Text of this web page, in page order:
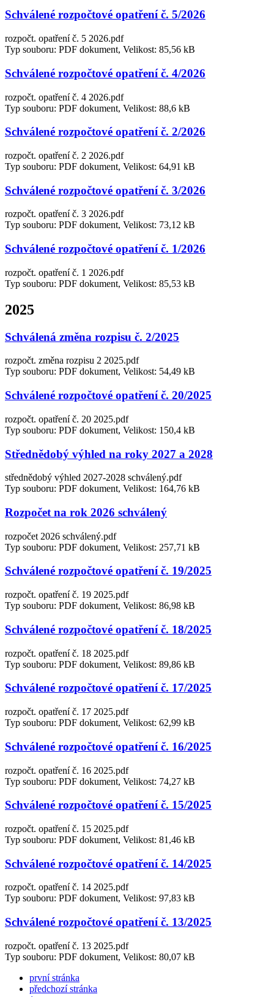
Schválené rozpočtové opatření č. 5/2026
rozpočt. opatření č. 5 2026.pdf
Typ souboru: PDF dokument, Velikost: 85,56 kB
Schválené rozpočtové opatření č. 4/2026
rozpočt. opatření č. 4 2026.pdf
Typ souboru: PDF dokument, Velikost: 88,6 kB
Schválené rozpočtové opatření č. 2/2026
rozpočt. opatření č. 2 2026.pdf
Typ souboru: PDF dokument, Velikost: 64,91 kB
Schválené rozpočtové opatření č. 3/2026
rozpočt. opatření č. 3 2026.pdf
Typ souboru: PDF dokument, Velikost: 73,12 kB
Schválené rozpočtové opatření č. 1/2026
rozpočt. opatření č. 1 2026.pdf
Typ souboru: PDF dokument, Velikost: 85,53 kB
2025
Schválená změna rozpisu č. 2/2025
rozpočt. změna rozpisu 2 2025.pdf
Typ souboru: PDF dokument, Velikost: 54,49 kB
Schválené rozpočtové opatření č. 20/2025
rozpočt. opatření č. 20 2025.pdf
Typ souboru: PDF dokument, Velikost: 150,4 kB
Střednědobý výhled na roky 2027 a 2028
střednědobý výhled 2027-2028 schválený.pdf
Typ souboru: PDF dokument, Velikost: 164,76 kB
Rozpočet na rok 2026 schválený
rozpočet 2026 schválený.pdf
Typ souboru: PDF dokument, Velikost: 257,71 kB
Schválené rozpočtové opatření č. 19/2025
rozpočt. opatření č. 19 2025.pdf
Typ souboru: PDF dokument, Velikost: 86,98 kB
Schválené rozpočtové opatření č. 18/2025
rozpočt. opatření č. 18 2025.pdf
Typ souboru: PDF dokument, Velikost: 89,86 kB
Schválené rozpočtové opatření č. 17/2025
rozpočt. opatření č. 17 2025.pdf
Typ souboru: PDF dokument, Velikost: 62,99 kB
Schválené rozpočtové opatření č. 16/2025
rozpočt. opatření č. 16 2025.pdf
Typ souboru: PDF dokument, Velikost: 74,27 kB
Schválené rozpočtové opatření č. 15/2025
rozpočt. opatření č. 15 2025.pdf
Typ souboru: PDF dokument, Velikost: 81,46 kB
Schválené rozpočtové opatření č. 14/2025
rozpočt. opatření č. 14 2025.pdf
Typ souboru: PDF dokument, Velikost: 97,83 kB
Schválené rozpočtové opatření č. 13/2025
rozpočt. opatření č. 13 2025.pdf
Typ souboru: PDF dokument, Velikost: 80,07 kB
první stránka
předchozí stránka